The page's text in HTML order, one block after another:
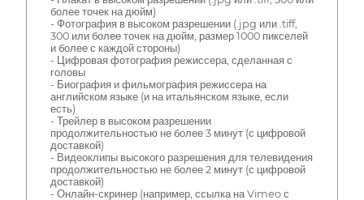
более точек на дюйм)
- Фотография в высоком разрешении (.jpg или .tiff,
300 или более точек на дюйм, размер 1000 пикселей
и более с каждой стороны)
- Цифровая фотография режиссера, сделанная с
головы
- Биография и фильмография режиссера на
английском языке (и на итальянском языке, если
есть)
- Трейлер в высоком разрешении
продолжительностью не более 3 минут (с цифровой
доставкой)
- Видеоклипы высокого разрешения для телевидения
продолжительностью не более 2 минут (с цифровой
доставкой)
- Онлайн-скринер (например, ссылка на Vimeo с